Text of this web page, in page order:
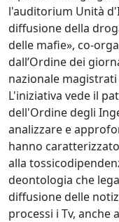
l'auditorium Unità
diffusione della
delle mafie», co-
dall’Ordine dei
nazionale magistrati
L'iniziativa vede il
dell'Ordine degli
analizzare e
hanno
alla
deontologia che
diffusione delle
processi i Tv, anche